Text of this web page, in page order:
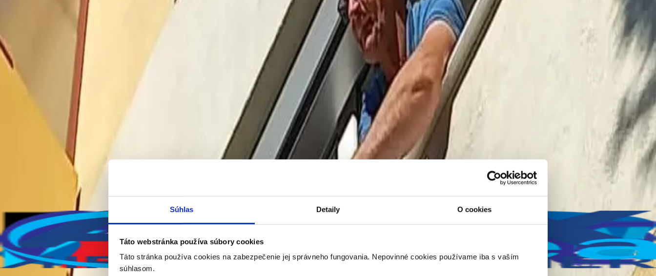
Súhlas Detaily O cookies
Táto webstránka používa súbory cookies
Táto stránka používa cookies na zabezpečenie jej správneho fungovania. Nepovinné cookies používame iba s vaším
súhlasom.
Kompletná montáž klimatizácie na mieru
Hľadáte spoľahlivú firmu na montáž klimatizácie ? Naša spoločnosť zabezpečí kompletnú inštaláciu klimatizácie - od odporúčania najvhodnejšieho zariadenia podľa vašich potrieb, cez odborné zapojenie, až po
spustenie a nastavenie na optimálny výkon. Montujeme klimatizácie do rodinných domov, bytov, kancelárií aj komerčných priestorov. Pri práci používame iba overené značky, ako sú
Carrier, Samsung, Ande
Gree, ktoré sa vyznačujú spoľahlivosťou, energetickou úspornosťou a dlhou životnosťou. Vďaka našim skúsenostiam a kvalitným zariadeniam máte istotu, že vaša klimatizácia bude fungovať efektívne a bez
problémov dlhé roky.